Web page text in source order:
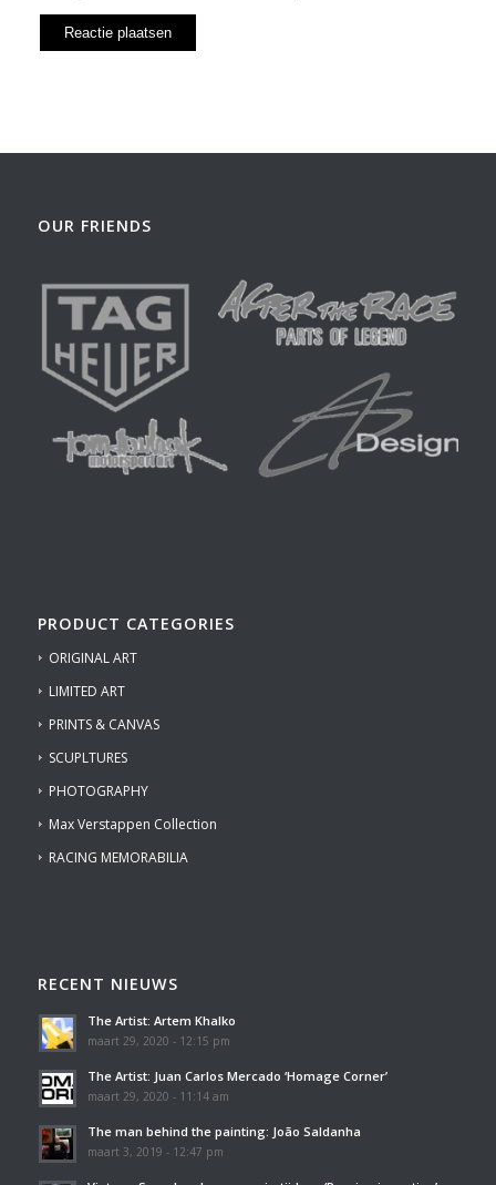
OUR FRIENDS
PRODUCT CATEGORIES
ORIGINAL ART
LIMITED ART
PRINTS & CANVAS
SCUPLTURES
PHOTOGRAPHY
Max Verstappen Collection
RACING MEMORABILIA
RECENT NIEUWS
The Artist: Artem Khalko
maart 29, 2020 - 12:15 pm
The Artist: Juan Carlos Mercado ‘Homage Corner’
maart 29, 2020 - 11:14 am
The man behind the painting: João Saldanha
maart 3, 2019 - 12:47 pm